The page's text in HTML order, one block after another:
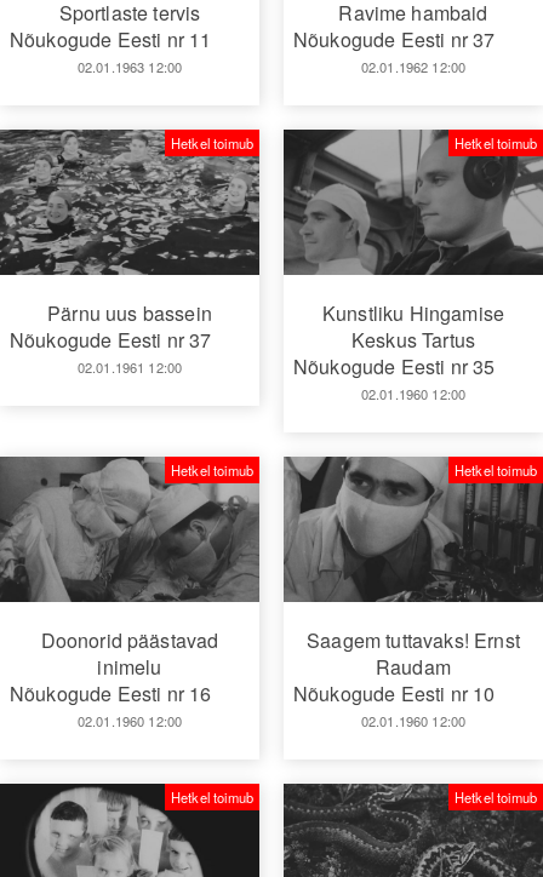
Sportlaste tervis
Nõukogude Eesti nr 11
02.01.1963 12:00
Ravime hambaid
Nõukogude Eesti nr 37
02.01.1962 12:00
Pärnu uus bassein
Nõukogude Eesti nr 37
02.01.1961 12:00
Hetkel toimub
Kunstliku Hingamise
Keskus Tartus
Nõukogude Eesti nr 35
02.01.1960 12:00
Hetkel toimub
Doonorid päästavad
inimelu
Nõukogude Eesti nr 16
02.01.1960 12:00
Hetkel toimub
Saagem tuttavaks! Ernst
Raudam
Nõukogude Eesti nr 10
02.01.1960 12:00
Hetkel toimub
Hetkel toimub Hetkel toimub